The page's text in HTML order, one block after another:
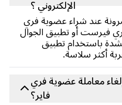
الإلكتروني ؟
شراء عضوية فري
أو تطبيق الجوال
تطبيق
سلاسة.
عضوية فري